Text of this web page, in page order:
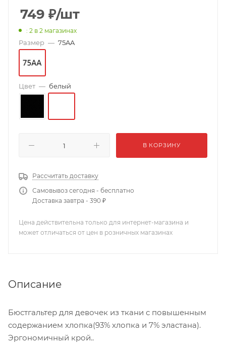
749 ₽/шт
: 2 в 2 магазинах
Размер — 75AA
Цвет — белый
В КОРЗИНУ
Рассчитать доставку
Самовывоз сегодня - бесплатно
Доставка завтра - 390 ₽
Цена действительна только для интернет-магазина и
может отличаться от цен в розничных магазинах
Описание
Бюстгальтер для девочек из ткани с повышенным
содержанием хлопка(93% хлопка и 7% эластана).
Эргономичный крой..